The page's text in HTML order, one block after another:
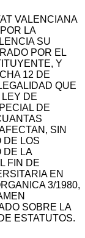
VALENCIANA
LA
SU
POR EL
Y
12 DE
QUE
DE
DE
SIN
DE LOS
DE LA
FIN DE
EN
3/1980,
SOBRE LA
ESTATUTOS.